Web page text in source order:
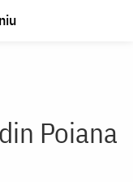
Poiana